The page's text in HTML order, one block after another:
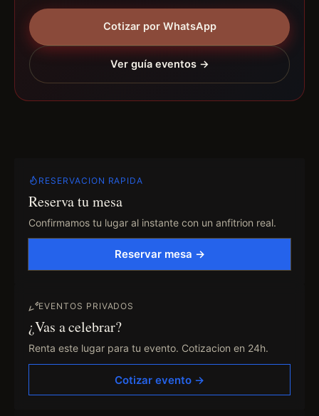
Cotizar por WhatsApp
Ver guía eventos →
RESERVACION RAPIDA
Reserva tu mesa
Confirmamos tu lugar al instante con un anfitrion real.
Reservar mesa →
EVENTOS PRIVADOS
¿Vas a celebrar?
Renta este lugar para tu evento. Cotizacion en 24h.
Cotizar evento →